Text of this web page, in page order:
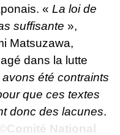
« La loi de
suffisante »,
Matsuzawa,
dans la lutte
été contraints
que ces textes
donc des lacunes.